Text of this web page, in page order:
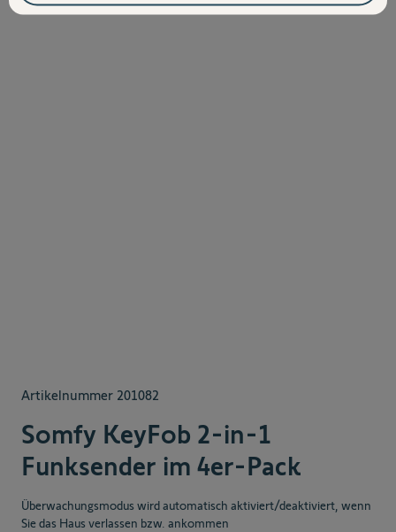
Artikelnummer 201082
Somfy KeyFob 2-in-1
Funksender im 4er-Pack
Überwachungsmodus wird automatisch aktiviert/deaktiviert, wenn
Sie das Haus verlassen bzw. ankommen